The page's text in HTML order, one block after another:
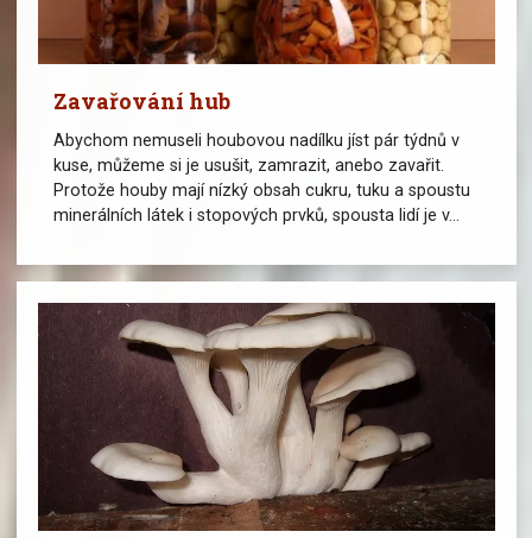
Zavařování hub
Abychom nemuseli houbovou nadílku jíst pár týdnů v
kuse, můžeme si je usušit, zamrazit, anebo zavařit.
Protože houby mají nízký obsah cukru, tuku a spoustu
minerálních látek i stopových prvků, spousta lidí je v...